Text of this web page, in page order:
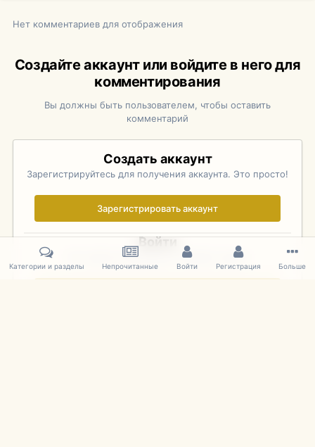
Нет комментариев для отображения
Создайте аккаунт или войдите в него для
комментирования
Вы должны быть пользователем, чтобы оставить
комментарий
Создать аккаунт
Зарегистрируйтесь для получения аккаунта. Это просто!
Зарегистрировать аккаунт
Войти
Уже зарегистрированы? Войдите здесь.
Категории и разделы Непрочитанные Войти Регистрация Больше